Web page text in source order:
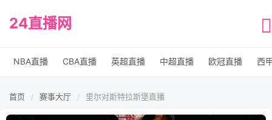
24直播网
NBA直播 CBA直播 英超直播 中超直播 欧冠直播 西
首页 / 赛事大厅 / 里尔对斯特拉斯堡直播